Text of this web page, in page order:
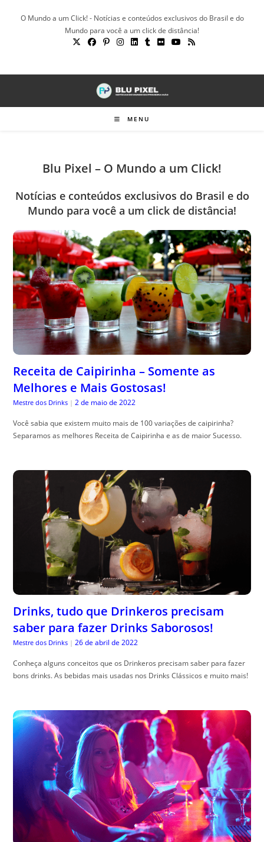
O Mundo a um Click! - Notícias e conteúdos exclusivos do Brasil e do
Mundo para você a um click de distância!
MENU
Blu Pixel – O Mundo a um Click!
Notícias e conteúdos exclusivos do Brasil e do
Mundo para você a um click de distância!
Receita de Caipirinha – Somente as
Melhores e Mais Gostosas!
Mestre dos Drinks | 2 de maio de 2022
Você sabia que existem muito mais de 100 variações de caipirinha?
Separamos as melhores Receita de Caipirinha e as de maior Sucesso.
Drinks, tudo que Drinkeros precisam
saber para fazer Drinks Saborosos!
Mestre dos Drinks | 26 de abril de 2022
Conheça alguns conceitos que os Drinkeros precisam saber para fazer
bons drinks. As bebidas mais usadas nos Drinks Clássicos e muito mais!